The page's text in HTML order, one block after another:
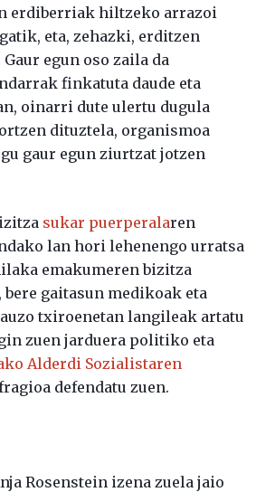
erdiberriak hiltzeko arrazoi
eta, zehazki, erditzen
egun oso zaila da
finkatuta daude eta
oinarri dute ulertu dugula
dituztela, organismoa
gaur egun ziurtzat jotzen
sukar puerperalaren
lan hori lehenengo urratsa
emakumeren bizitza
gaitasun medikoak eta
txiroenetan langileak artatu
zuen jarduera politiko eta
Alderdi Sozialistaren
defendatu zuen.
Rosenstein izena zuela jaio